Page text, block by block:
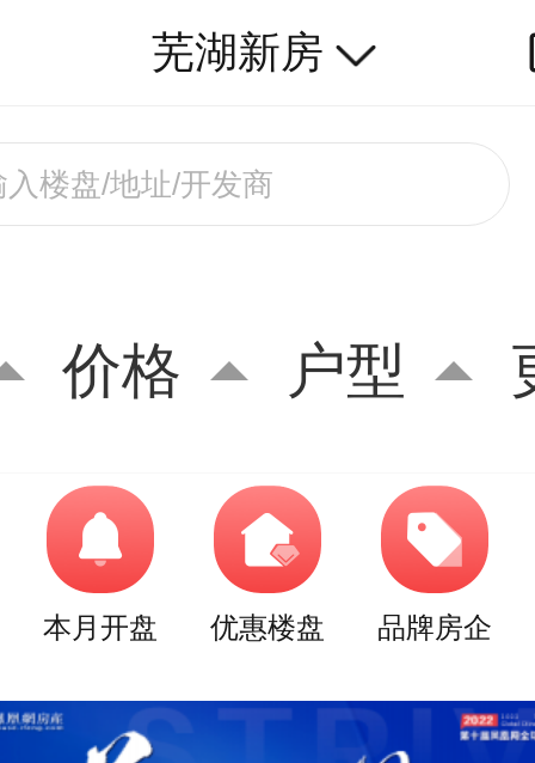
芜湖新房
价格 户型
本月开盘 优惠楼盘 品牌房企